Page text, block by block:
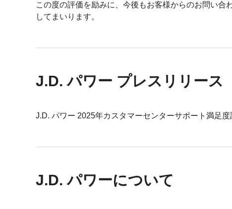
この度の評価を励みに、今後もお客様からのお問い
してまいります。
J.D. パワー プレスリリース
J.D. パワー 2025年カスタマーセンターサポート満足度
J.D. パワーについて